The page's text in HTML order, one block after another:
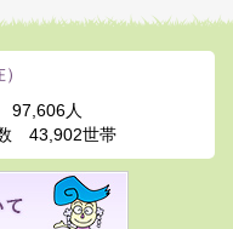
97,606人
43,902世帯